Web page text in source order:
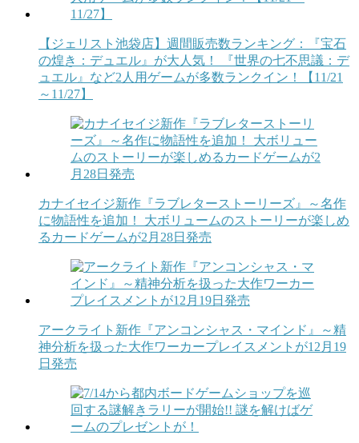
【ジェリスト池袋店】週間販売数ランキング：『宝石
の煌き：デュエル』が大人気！ 『世界の七不思議：デ
ュエル』など2人用ゲームが多数ランクイン！【11/21
～11/27】
カナイセイジ新作『ラブレターストーリーズ』～名作
に物語性を追加！ 大ボリュームのストーリーが楽しめ
るカードゲームが2月28日発売
アークライト新作『アンコンシャス・マインド』～精
神分析を扱った大作ワーカープレイスメントが12月19
日発売